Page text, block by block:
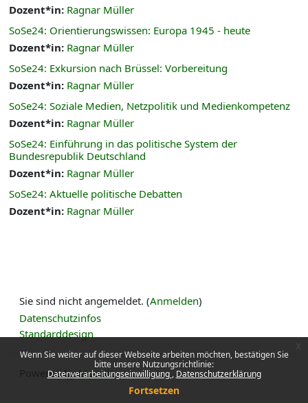
Wenn Sie weiter auf dieser Webseite arbeiten möchten, bestätigen Sie
bitte unsere Nutzungsrichtlinie:
Datenverarbeitungseinwilligung Datenschutzerklärung
Fortsetzen
Dozent*in: Ragnar Müller
SoSe24: Orientierungswissen: Europa 1945 - heute
Dozent*in: Ragnar Müller
SoSe24: Exkursion nach Brüssel: Vorbereitung
Dozent*in: Ragnar Müller
SoSe24: Soziale Medien, Netzpolitik und Medienkompetenz
Dozent*in: Ragnar Müller
SoSe24: Einführung in das politische System der
Bundesrepublik Deutschland
Dozent*in: Ragnar Müller
SoSe24: Aktuelle politische Debatten
Dozent*in: Ragnar Müller
Sie sind nicht angemeldet. (Anmelden)
Datenschutzinfos
Standarddesign
Powered byMoodle